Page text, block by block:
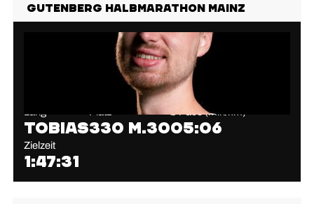
Gutenberg Halbmarathon Mainz
Tobias330 M.30
⌀ Pace (min/km)
05:06
Zielzeit
1:47:31